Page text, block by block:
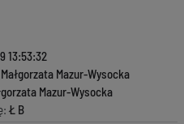
13:53:32
Małgorzata Mazur-Wysocka
Mazur-Wysocka
Ł B